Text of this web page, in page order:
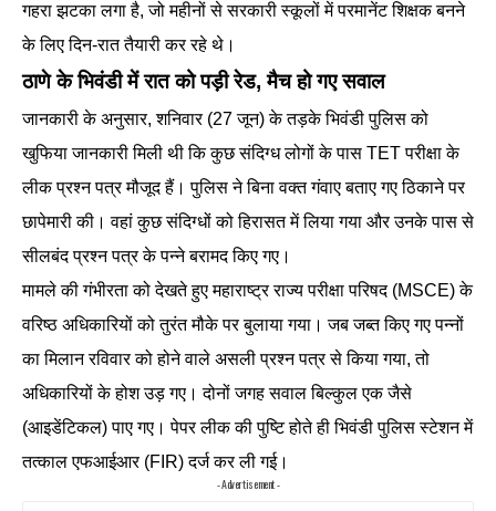
गहरा झटका लगा है, जो महीनों से सरकारी स्कूलों में परमानेंट शिक्षक बनने
के लिए दिन-रात तैयारी कर रहे थे।
ठाणे के भिवंडी में रात को पड़ी रेड, मैच हो गए सवाल
जानकारी के अनुसार, शनिवार (27 जून) के तड़के भिवंडी पुलिस को
खुफिया जानकारी मिली थी कि कुछ संदिग्ध लोगों के पास TET परीक्षा के
लीक प्रश्न पत्र मौजूद हैं। पुलिस ने बिना वक्त गंवाए बताए गए ठिकाने पर
छापेमारी की। वहां कुछ संदिग्धों को हिरासत में लिया गया और उनके पास से
सीलबंद प्रश्न पत्र के पन्ने बरामद किए गए।
मामले की गंभीरता को देखते हुए महाराष्ट्र राज्य परीक्षा परिषद (MSCE) के
वरिष्ठ अधिकारियों को तुरंत मौके पर बुलाया गया। जब जब्त किए गए पन्नों
का मिलान रविवार को होने वाले असली प्रश्न पत्र से किया गया, तो
अधिकारियों के होश उड़ गए। दोनों जगह सवाल बिल्कुल एक जैसे
(आइडेंटिकल) पाए गए। पेपर लीक की पुष्टि होते ही भिवंडी पुलिस स्टेशन में
तत्काल एफआईआर (FIR) दर्ज कर ली गई।
- Advertisement -